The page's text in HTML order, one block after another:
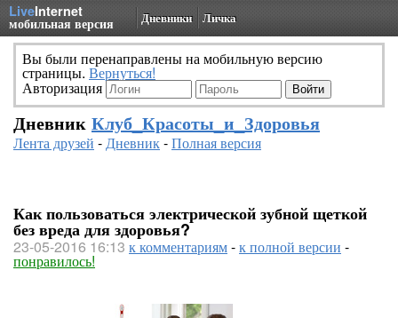
LiveInternet
мобильная версия Дневники Личка
Вы были перенаправлены на мобильную версию
страницы. Вернуться!
Авторизация
Дневник Клуб_Красоты_и_Здоровья
Лента друзей -Дневник-Полная версия
Как пользоваться электрической зубной щеткой
без вреда для здоровья?
23-05-2016 16:13 к комментариям-к полной версии -
понравилось!